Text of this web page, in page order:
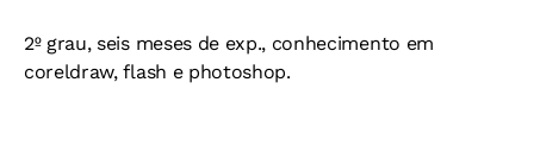
2º grau, seis meses de exp., conhecimento em
coreldraw, flash e photoshop.